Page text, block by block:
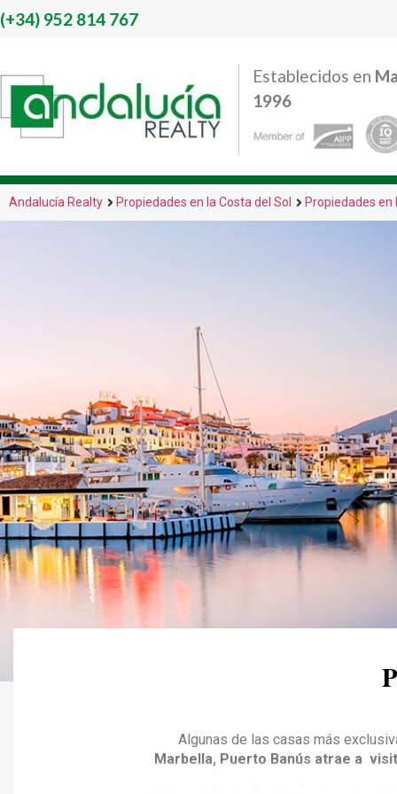
(+34) 952 814 767
Establecidos en
1996
Andalucía Realty Propiedades en la Costa del Sol Propiedades en
Algunas de las casas más
Marbella, Puerto Banús atrae a